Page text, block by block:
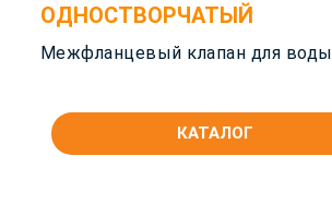
ОДНОСТВОРЧАТЫЙ
Межфланцевый клапан для воды
КАТАЛОГ